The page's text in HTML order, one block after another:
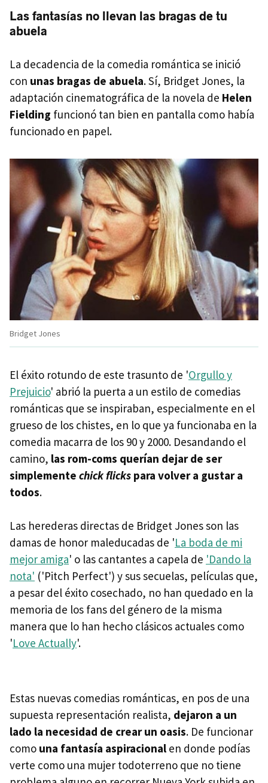
Las fantasías no llevan las bragas de tu
abuela
La decadencia de la comedia romántica se inició
con unas bragas de abuela. Sí, Bridget Jones, la
adaptación cinematográfica de la novela de Helen
Fielding funcionó tan bien en pantalla como había
funcionado en papel.
Bridget Jones
El éxito rotundo de este trasunto de 'Orgullo y
Prejuicio' abrió la puerta a un estilo de comedias
románticas que se inspiraban, especialmente en el
grueso de los chistes, en lo que ya funcionaba en la
comedia macarra de los 90 y 2000. Desandando el
camino, las rom-coms querían dejar de ser
simplemente chick flicks para volver a gustar a
todos.
Las herederas directas de Bridget Jones son las
damas de honor maleducadas de 'La boda de mi
mejor amiga' o las cantantes a capela de 'Dando la
nota' ('Pitch Perfect') y sus secuelas, películas que,
a pesar del éxito cosechado, no han quedado en la
memoria de los fans del género de la misma
manera que lo han hecho clásicos actuales como
'Love Actually'.
Estas nuevas comedias románticas, en pos de una
supuesta representación realista, dejaron a un
lado la necesidad de crear un oasis. De funcionar
como una fantasía aspiracional en donde podías
verte como una mujer todoterreno que no tiene